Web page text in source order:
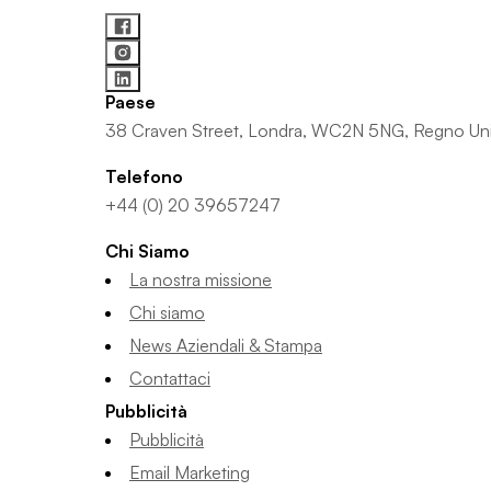
Paese
38 Craven Street, Londra, WC2N 5NG, Regno
Telefono
+44 (0) 20 39657247
Chi Siamo
La nostra missione
Chi siamo
News Aziendali & Stampa
Contattaci
Pubblicità
Pubblicità
Email Marketing